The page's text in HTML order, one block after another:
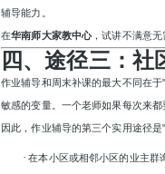
辅导能力。
在华南师大家教中心，试讲不满意无
四、途径三：社
作业辅导和周末补课的最大不同在于
敏感的变量。一个老师如果每次来都
因此，作业辅导的第三个实用途径是
· 在本小区或相邻小区的业主群